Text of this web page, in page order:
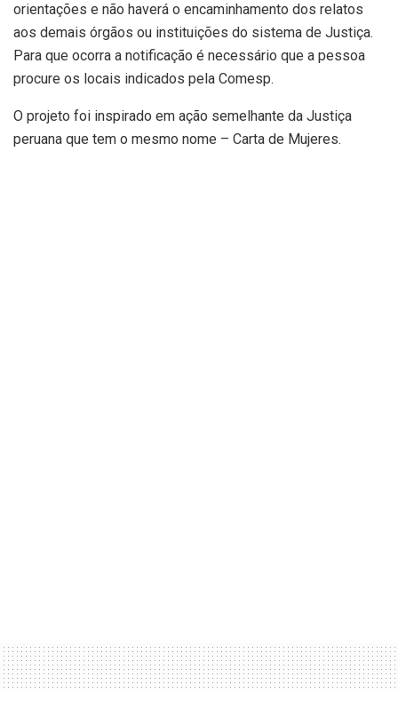
orientações e não haverá o encaminhamento dos relatos
aos demais órgãos ou instituições do sistema de Justiça.
Para que ocorra a notificação é necessário que a pessoa
procure os locais indicados pela Comesp.
O projeto foi inspirado em ação semelhante da Justiça
peruana que tem o mesmo nome – Carta de Mujeres.